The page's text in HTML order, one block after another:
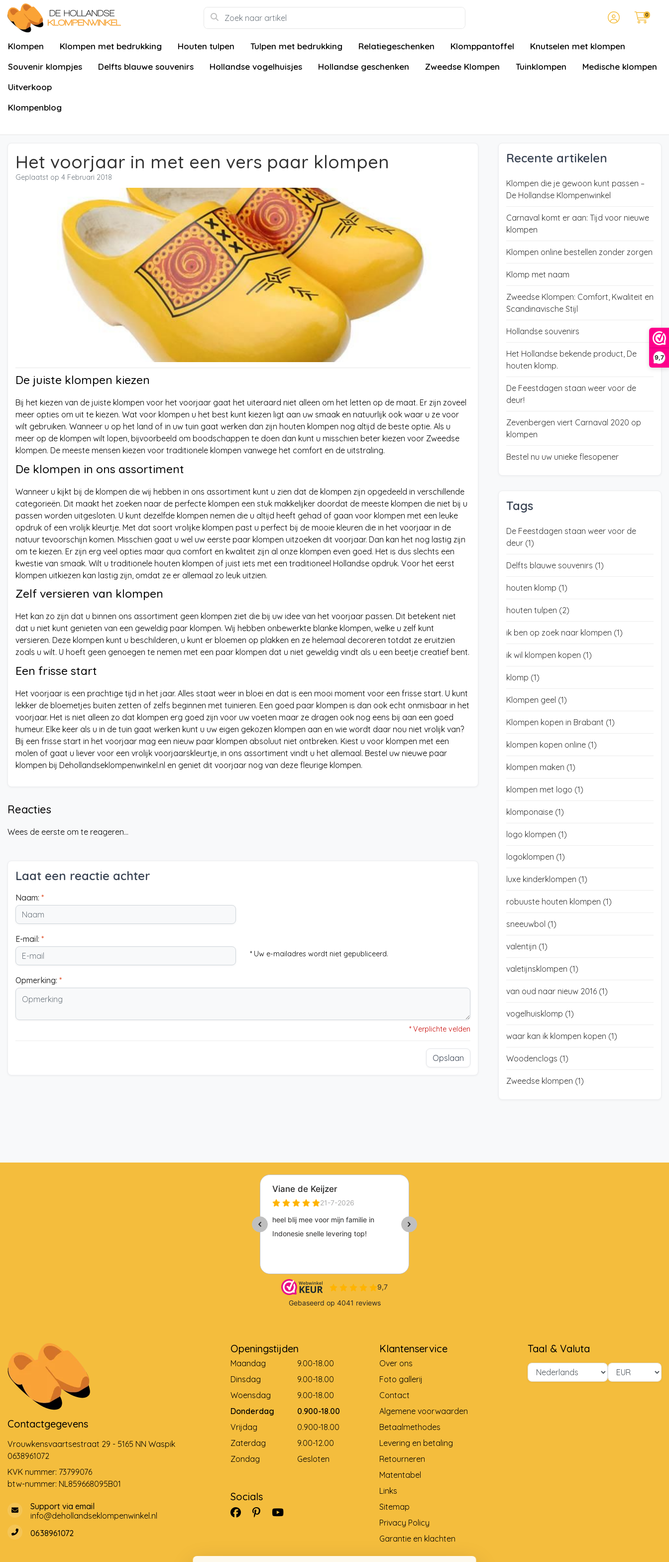
9,7
0
Klompen Klompen met bedrukking Houten tulpen Tulpen met bedrukking Relatiegeschenken Klomppantoffel
Knutselen met klompen
Souvenir klompjes
Delfts blauwe souvenirs Hollandse vogelhuisjes Hollandse geschenken Zweedse Klompen Tuinklompen
Medische klompen
Uitverkoop
Klompenblog
Het voorjaar in met een vers paar klompen
Geplaatst op 4 Februari 2018
De juiste klompen kiezen
Bij het kiezen van de juiste klompen voor het voorjaar gaat het uiteraard niet alleen om het letten op de maat. Er zijn zoveel
meer opties om uit te kiezen. Wat voor klompen u het best kunt kiezen ligt aan uw smaak en natuurlijk ook waar u ze voor
wilt gebruiken. Wanneer u op het land of in uw tuin gaat werken dan zijn houten klompen nog altijd de beste optie. Als u
meer op de klompen wilt lopen, bijvoorbeeld om boodschappen te doen dan kunt u misschien beter kiezen voor Zweedse
klompen. De meeste mensen kiezen voor traditionele klompen vanwege het comfort en de uitstraling.
De klompen in ons assortiment
Wanneer u kijkt bij de klompen die wij hebben in ons assortiment kunt u zien dat de klompen zijn opgedeeld in verschillende
categorieën. Dit maakt het zoeken naar de perfecte klompen een stuk makkelijker doordat de meeste klompen die niet bij u
passen worden uitgesloten. U kunt dezelfde klompen nemen die u altijd heeft gehad of gaan voor klompen met een leuke
opdruk of een vrolijk kleurtje. Met dat soort vrolijke klompen past u perfect bij de mooie kleuren die in het voorjaar in de
natuur tevoorschijn komen. Misschien gaat u wel uw eerste paar klompen uitzoeken dit voorjaar. Dan kan het nog lastig zijn
om te kiezen. Er zijn erg veel opties maar qua comfort en kwaliteit zijn al onze klompen even goed. Het is dus slechts een
kwestie van smaak. Wilt u traditionele houten klompen of juist iets met een traditioneel Hollandse opdruk. Voor het eerst
klompen uitkiezen kan lastig zijn, omdat ze er allemaal zo leuk uitzien.
Zelf versieren van klompen
Het kan zo zijn dat u binnen ons assortiment geen klompen ziet die bij uw idee van het voorjaar passen. Dit betekent niet
dat u niet kunt genieten van een geweldig paar klompen. Wij hebben onbewerkte blanke klompen, welke u zelf kunt
versieren. Deze klompen kunt u beschilderen, u kunt er bloemen op plakken en ze helemaal decoreren totdat ze eruitzien
zoals u wilt. U hoeft geen genoegen te nemen met een paar klompen dat u niet geweldig vindt als u een beetje creatief bent.
Een frisse start
Het voorjaar is een prachtige tijd in het jaar. Alles staat weer in bloei en dat is een mooi moment voor een frisse start. U kunt
lekker de bloemetjes buiten zetten of zelfs beginnen met tuinieren. Een goed paar klompen is dan ook echt onmisbaar in het
voorjaar. Het is niet alleen zo dat klompen erg goed zijn voor uw voeten maar ze dragen ook nog eens bij aan een goed
humeur. Elke keer als u in de tuin gaat werken kunt u uw eigen gekozen klompen aan en wie wordt daar nou niet vrolijk van?
Bij een frisse start in het voorjaar mag een nieuw paar klompen absoluut niet ontbreken. Kiest u voor klompen met een
molen of gaat u liever voor een vrolijk voorjaarskleurtje, in ons assortiment vindt u het allemaal. Bestel uw nieuwe paar
klompen bij Dehollandseklompenwinkel.nl en geniet dit voorjaar nog van deze fleurige klompen.
Reacties
Wees de eerste om te reageren...
Laat een reactie achter
Naam: *
E-mail: *
* Uw e-mailadres wordt niet gepubliceerd.
Opmerking: *
* Verplichte velden
Opslaan
Recente artikelen
Klompen die je gewoon kunt passen –
De Hollandse Klompenwinkel
Carnaval komt er aan: Tijd voor nieuwe
klompen
Klompen online bestellen zonder zorgen
Klomp met naam
Zweedse Klompen: Comfort, Kwaliteit en
Scandinavische Stijl
Hollandse souvenirs
Het Hollandse bekende product, De
houten klomp.
De Feestdagen staan weer voor de
deur!
Zevenbergen viert Carnaval 2020 op
klompen
Bestel nu uw unieke flesopener
Tags
De Feestdagen staan weer voor de
deur (1)
Delfts blauwe souvenirs (1)
houten klomp (1)
houten tulpen (2)
ik ben op zoek naar klompen (1)
ik wil klompen kopen (1)
klomp (1)
Klompen geel (1)
Klompen kopen in Brabant (1)
klompen kopen online (1)
klompen maken (1)
klompen met logo (1)
klomponaise (1)
logo klompen (1)
logoklompen (1)
luxe kinderklompen (1)
robuuste houten klompen (1)
sneeuwbol (1)
valentijn (1)
valetijnsklompen (1)
van oud naar nieuw 2016 (1)
vogelhuisklomp (1)
waar kan ik klompen kopen (1)
Woodenclogs (1)
Zweedse klompen (1)
Contactgegevens
Vrouwkensvaartsestraat 29 - 5165 NN Waspik
0638961072
KVK nummer: 73799076
btw-nummer: NL859668095B01
Support via email
info@dehollandseklompenwinkel.nl
0638961072
Openingstijden
Maandag
9.00-18.00
Dinsdag
9.00-18.00
Woensdag
9.00-18.00
Donderdag
0.900-18.00
Vrijdag
0.900-18.00
Zaterdag
9.00-12.00
Zondag
Gesloten
Socials
Klantenservice
Over ons
Foto gallerij
Contact
Algemene voorwaarden
Betaalmethodes
Levering en betaling
Retourneren
Matentabel
Links
Sitemap
Privacy Policy
Garantie en klachten
Taal & Valuta